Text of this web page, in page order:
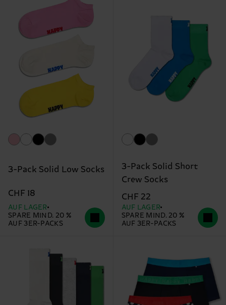
3-Pack Solid Low Socks
CHF 18
AUF LAGER
SPARE MIND. 20 %
AUF 3ER-PACKS
3-Pack Solid Short
Crew Socks
CHF 22
AUF LAGER
SPARE MIND. 20 %
AUF 3ER-PACKS